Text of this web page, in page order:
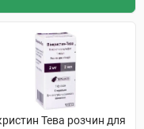
Тева розчин для